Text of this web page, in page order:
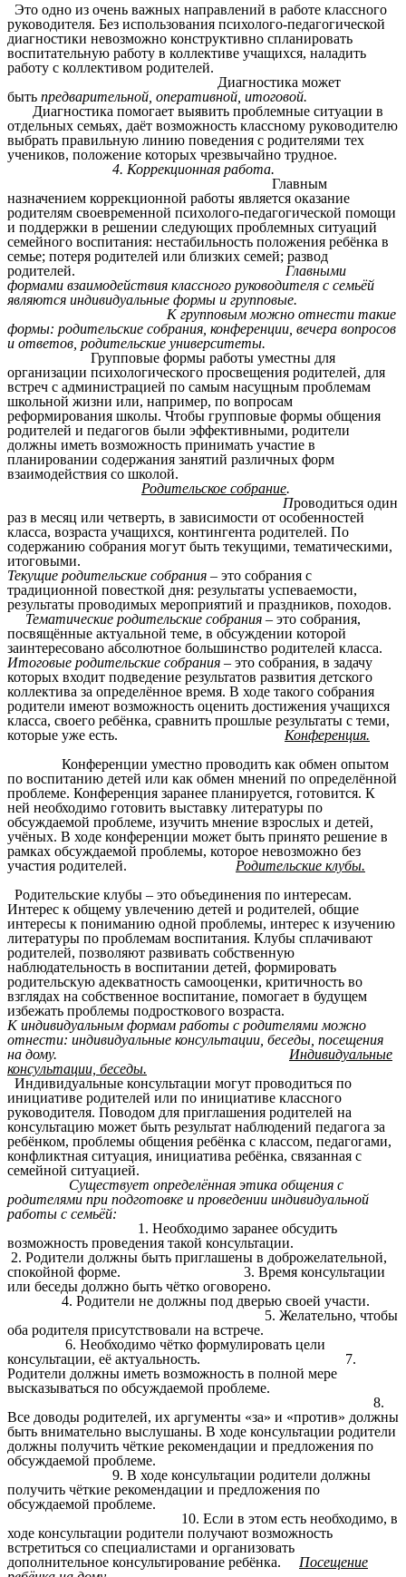
Это одно из очень важных направлений в работе классного
руководителя. Без использования психолого-педагогической
диагностики невозможно конструктивно спланировать
воспитательную работу в коллективе учащихся, наладить
работу с коллективом родителей.
Диагностика может
быть предварительной, оперативной, итоговой.
Диагностика помогает выявить проблемные ситуации в
отдельных семьях, даёт возможность классному руководителю
выбрать правильную линию поведения с родителями тех
учеников, положение которых чрезвычайно трудное.
4. Коррекционная работа.
Главным
назначением коррекционной работы является оказание
родителям своевременной психолого-педагогической помощи
и поддержки в решении следующих проблемных ситуаций
семейного воспитания: нестабильность положения ребёнка в
семье; потеря родителей или близких семей; развод
родителей. Главными
формами взаимодействия классного руководителя с семьёй
являются индивидуальные формы и групповые.
К групповым можно отнести такие
формы: родительские собрания, конференции, вечера вопросов
и ответов, родительские университеты.
Групповые формы работы уместны для
организации психологического просвещения родителей, для
встреч с администрацией по самым насущным проблемам
школьной жизни или, например, по вопросам
реформирования школы. Чтобы групповые формы общения
родителей и педагогов были эффективными, родители
должны иметь возможность принимать участие в
планировании содержания занятий различных форм
взаимодействия со школой.
Родительское собрание.
Проводиться один
раз в месяц или четверть, в зависимости от особенностей
класса, возраста учащихся, контингента родителей. По
содержанию собрания могут быть текущими, тематическими,
итоговыми.
Текущие родительские собрания – это собрания с
традиционной повесткой дня: результаты успеваемости,
результаты проводимых мероприятий и праздников, походов.
Тематические родительские собрания – это собрания,
посвящённые актуальной теме, в обсуждении которой
заинтересовано абсолютное большинство родителей класса.
Итоговые родительские собрания – это собрания, в задачу
которых входит подведение результатов развития детского
коллектива за определённое время. В ходе такого собрания
родители имеют возможность оценить достижения учащихся
класса, своего ребёнка, сравнить прошлые результаты с теми,
которые уже есть. Конференция.
Конференции уместно проводить как обмен опытом
по воспитанию детей или как обмен мнений по определённой
проблеме. Конференция заранее планируется, готовится. К
ней необходимо готовить выставку литературы по
обсуждаемой проблеме, изучить мнение взрослых и детей,
учёных. В ходе конференции может быть принято решение в
рамках обсуждаемой проблемы, которое невозможно без
участия родителей.
Родительские клубы.
Родительские клубы – это объединения по интересам.
Интерес к общему увлечению детей и родителей, общие
интересы к пониманию одной проблемы, интерес к изучению
литературы по проблемам воспитания. Клубы сплачивают
родителей, позволяют развивать собственную
наблюдательность в воспитании детей, формировать
родительскую адекватность самооценки, критичность во
взглядах на собственное воспитание, помогает в будущем
избежать проблемы подросткового возраста.
К индивидуальным формам работы с родителями можно
отнести: индивидуальные консультации, беседы, посещения
на дому. Индивидуальные
консультации, беседы.
Индивидуальные консультации могут проводиться по
инициативе родителей или по инициативе классного
руководителя. Поводом для приглашения родителей на
консультацию может быть результат наблюдений педагога за
ребёнком, проблемы общения ребёнка с классом, педагогами,
конфликтная ситуация, инициатива ребёнка, связанная с
семейной ситуацией.
Существует определённая этика общения с
родителями при подготовке и проведении индивидуальной
работы с семьёй:
1. Необходимо заранее обсудить
возможность проведения такой консультации.
2. Родители должны быть приглашены в доброжелательной,
спокойной форме. 3. Время консультации
или беседы должно быть чётко оговорено.
4. Родители не должны под дверью своей участи.
5. Желательно, чтобы
оба родителя присутствовали на встрече.
6. Необходимо чётко формулировать цели
консультации, её актуальность. 7.
Родители должны иметь возможность в полной мере
высказываться по обсуждаемой проблеме.
8.
Все доводы родителей, их аргументы «за» и «против» должны
быть внимательно выслушаны. В ходе консультации родители
должны получить чёткие рекомендации и предложения по
обсуждаемой проблеме.
9. В ходе консультации родители должны
получить чёткие рекомендации и предложения по
обсуждаемой проблеме.
10. Если в этом есть необходимо, в
ходе консультации родители получают возможность
встретиться со специалистами и организовать
дополнительное консультирование ребёнка. Посещение